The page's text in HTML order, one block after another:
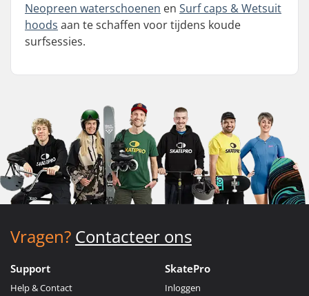
Neopreen waterschoenen en Surf caps & Wetsuit
hoods aan te schaffen voor tijdens koude
surfsessies.
Vragen? Contacteer ons
Support
Help & Contact
SkatePro
Inloggen